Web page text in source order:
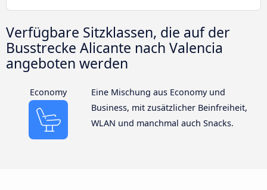
Verfügbare Sitzklassen, die auf der
Busstrecke Alicante nach Valencia
angeboten werden
Economy
Eine Mischung aus Economy und
Business, mit zusätzlicher Beinfreiheit,
WLAN und manchmal auch Snacks.